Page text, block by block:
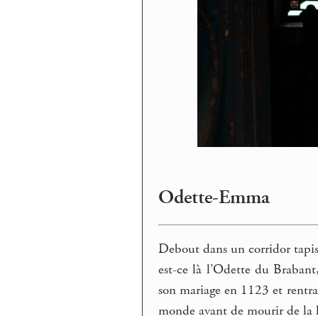
Odette-Emma
Debout dans un corridor
est-ce là l’Odette du
son mariage en 1123 et
monde avant de mourir de